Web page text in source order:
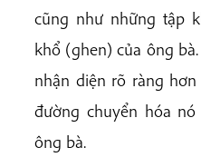
cũng như những tập
khổ (ghen) của ông
nhận diện rõ ràng
đường chuyển hóa
ông bà.